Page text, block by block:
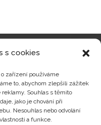
s cookies
zařízení používáme
to, abychom zlepšili zážitek
reklamy. Souhlas s těmito
jako je chování při
Nesouhlas nebo odvolání
a funkce.